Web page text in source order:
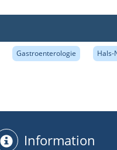
Gastroenterologie Hals-
Information